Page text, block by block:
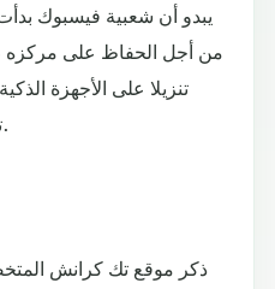
يبدو أن شعبية فيسبوك بدأت
تنزيلا على الأجهزة
تحليل لبيانات موقع آب ستور.
ذكر موقع تك كرانش